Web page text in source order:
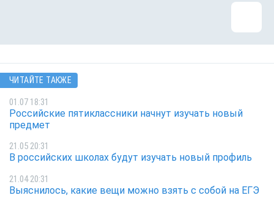
ЧИТАЙТЕ ТАКЖЕ
01.07 18:31
Российские пятиклассники начнут изучать новый
предмет
21.05 20:31
В российских школах будут изучать новый профиль
21.04 20:31
Выяснилось, какие вещи можно взять с собой на ЕГЭ